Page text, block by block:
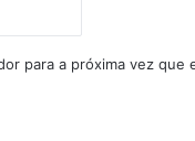
para a próxima vez que